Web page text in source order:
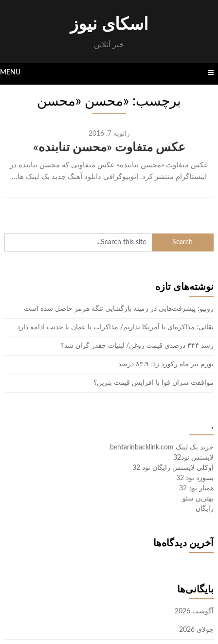
اسکای نیوز
خبر آنلاین
MENU
برچسب: «محسن «محسن
ژانویه 7, 2016
عکس متفاوت «محسن تنابنده»
عکس متفاوت «محسن تنابنده» عکس متفاوتی که محسن تنابنده در
اینستاگرام منتشر کرد. اتوبیوگرافی دانلود آهنگ جدید بک لینک ها...
نوشته‌های تازه
روبیو: پیشرفت‌هایی در زمینه بازگشایی تنگه هرمز حاصل شده است
بقائی: مذاکره‌ای با آمریکا نداریم/ مذاکرات با عمان با جدیت ادامه دارد
رشد ۳۴۴ درصدی قیمت روغن/ لبنیات چقدر گران شد؟
تورم تیر ماه رکورد زد؛ ۸۳.۹ درصد
موافقت سران قوا با افزایش قیمت بنزین؟
.
خرید بک لینک behtarinbacklink.com
لایسنس نود32
اوکلی لایسنس رایگان نود 32
پسورد نود 32
همیار نود 32
بهترین سئو
رایگان
آخرین دیدگاه‌ها
بایگانی‌ها
آگوست 2026
جولای 2026